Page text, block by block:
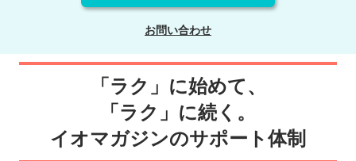
お問い合わせ
「ラク」に始めて、
「ラク」に続く。
イオマガジンのサポート体制